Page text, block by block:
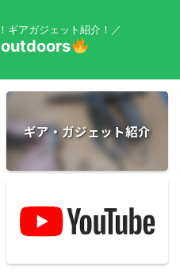
ギアガジェット紹介！／
ギア・ガジェット紹介